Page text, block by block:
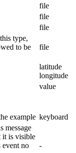
file
file
file
type,
to be
file
latitude
longitude
value
example keyboard
message
it is visible
event no
-